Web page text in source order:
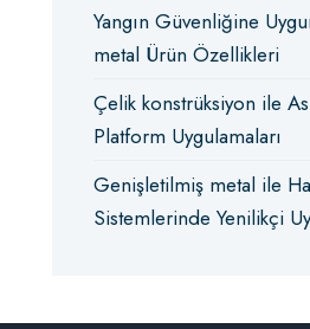
Yangın Güvenliğine
metal Ürün Özellikleri
Çelik konstrüksiyon ile
Platform Uygulamaları
Genişletilmiş metal ile
Sistemlerinde Yenilikçi